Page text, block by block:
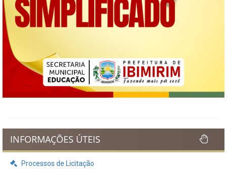
INFORMAÇÕES ÚTEIS
Processos de Licitação